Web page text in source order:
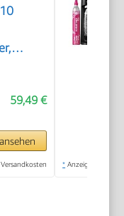
59,49 €
* Anzeige